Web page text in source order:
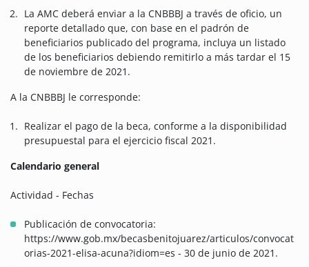
La AMC deberá enviar a la CNBBBJ a través de oficio, un
reporte detallado que, con base en el padrón de
beneficiarios publicado del programa, incluya un listado
de los beneficiarios debiendo remitirlo a más tardar el 15
de noviembre de 2021.
A la CNBBBJ le corresponde:
Realizar el pago de la beca, conforme a la disponibilidad
presupuestal para el ejercicio fiscal 2021.
Calendario general
Actividad - Fechas
Publicación de convocatoria:
https://www.gob.mx/becasbenitojuarez/articulos/convocat
orias-2021-elisa-acuna?idiom=es - 30 de junio de 2021.